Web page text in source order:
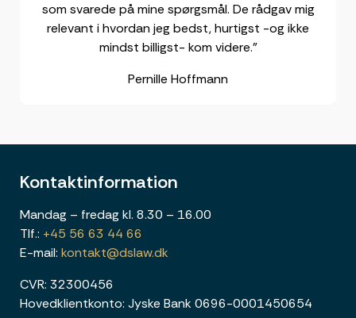
som svarede på mine spørgsmål. De rådgav mig
relevant i hvordan jeg bedst, hurtigst -og ikke
mindst billigst- kom videre.”
Pernille Hoffmann
Kontaktinformation
Mandag – fredag kl. 8.30 – 16.00
Tlf.: +45 56 63 44 66
E-mail: kontakt@dslaw.dk
CVR: 32300456
Hovedklientkonto: Jyske Bank 0696-0001450654